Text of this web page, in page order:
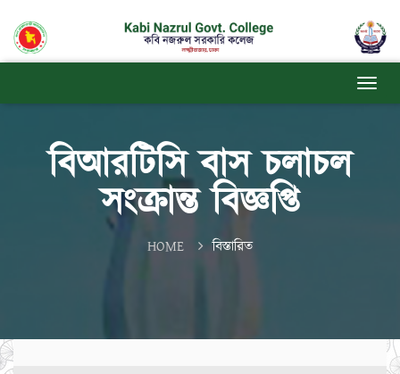
বিআরটিসি বাস চলাচল
সংক্রান্ত বিজ্ঞপ্তি
HOME বিস্তারিত